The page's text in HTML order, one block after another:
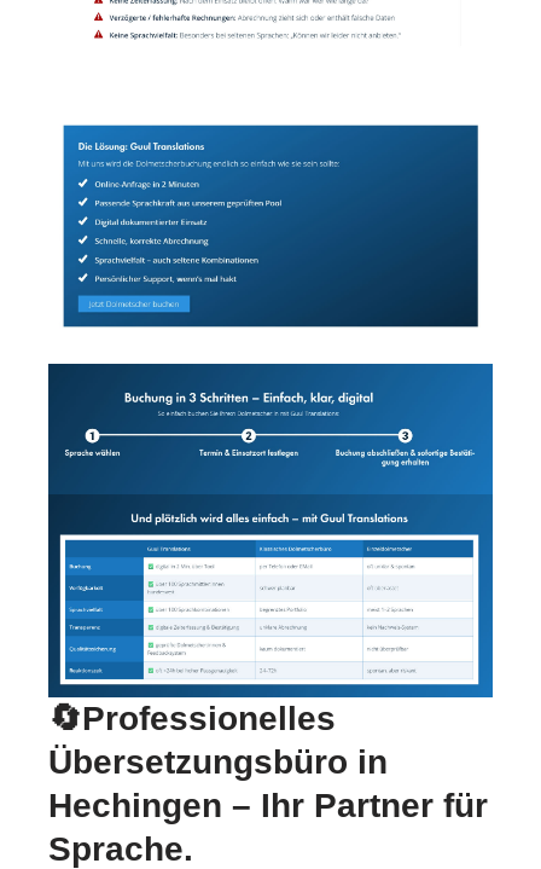
🔄Professionelles
Übersetzungsbüro in
Hechingen – Ihr Partner für
Sprache.